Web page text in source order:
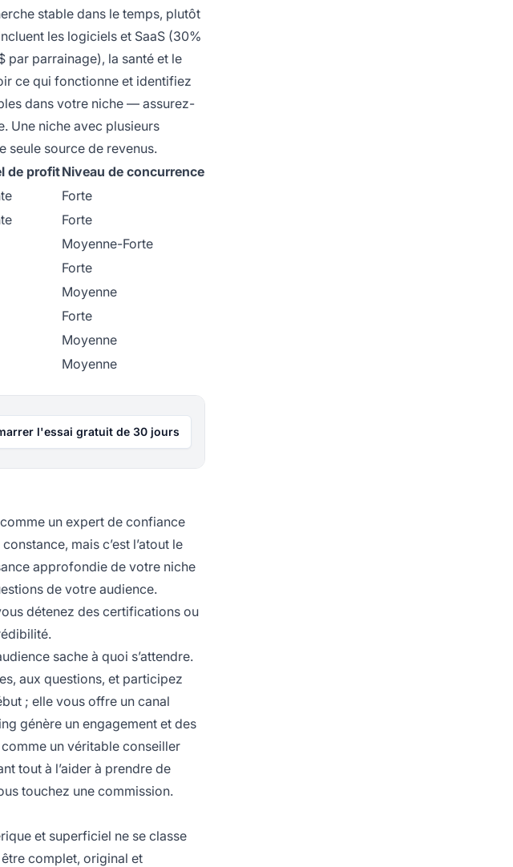
stable dans le temps, plutôt
les logiciels et SaaS (30%
par parrainage), la santé et le
ce qui fonctionne et identifiez
dans votre niche — assurez-
Une niche avec plusieurs
seule source de revenus.
de profitNiveau de concurrence
Forte
Forte
Moyenne-Forte
Forte
Moyenne
Forte
Moyenne
Moyenne
l'essai gratuit de 30 jours
un expert de confiance
mais c’est l’atout le
approfondie de votre niche
de votre audience.
détenez des certifications ou
sache à quoi s’attendre.
aux questions, et participez
; elle vous offre un canal
génère un engagement et des
un véritable conseiller
tout à l’aider à prendre de
touchez une commission.
et superficiel ne se classe
complet, original et